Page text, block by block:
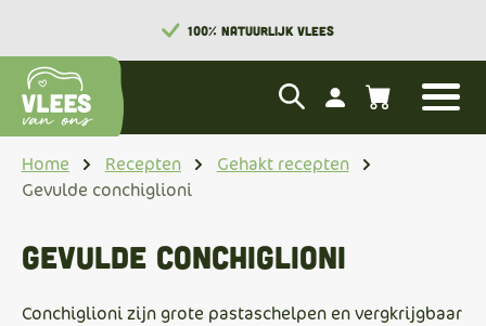
100% NATUURLIJK VLEES
Home Recepten
Gehakt recepten
Gevulde conchiglioni
Gevulde conchiglioni
Conchiglioni zijn grote pastaschelpen en vergkrijgbaar